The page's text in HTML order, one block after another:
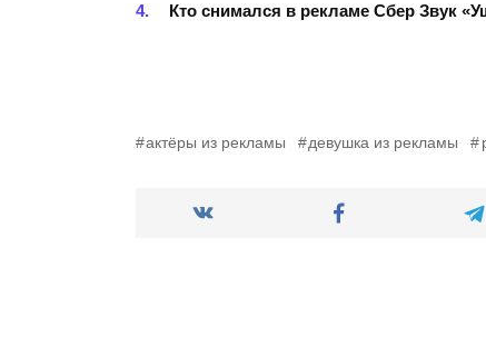
Кто снимался в рекламе Сбер Звук
актёры из рекламы девушка из рекламы